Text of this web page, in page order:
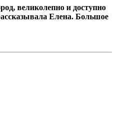
великолепно и доступно
Елена. Большое